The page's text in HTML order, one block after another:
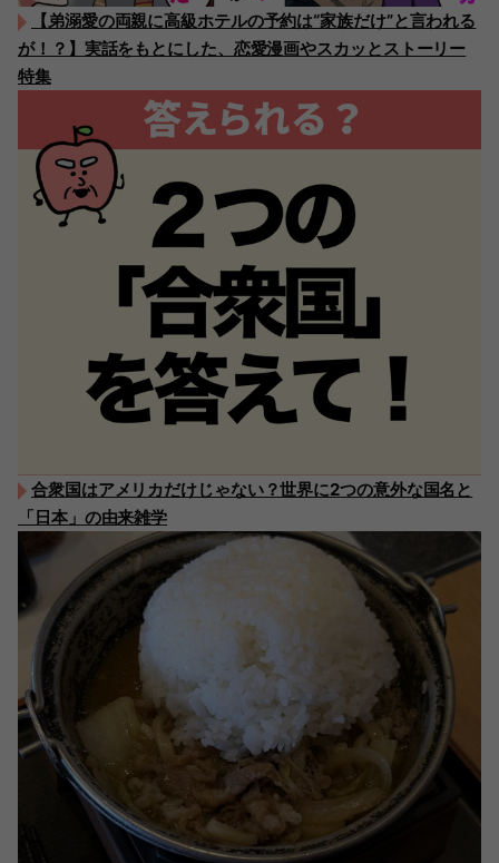
【弟溺愛の両親に高級ホテルの予約は“家族だけ”と言われる
が！？】実話をもとにした、恋愛漫画やスカッとストーリー
特集
合衆国はアメリカだけじゃない？世界に2つの意外な国名と
「日本」の由来雑学